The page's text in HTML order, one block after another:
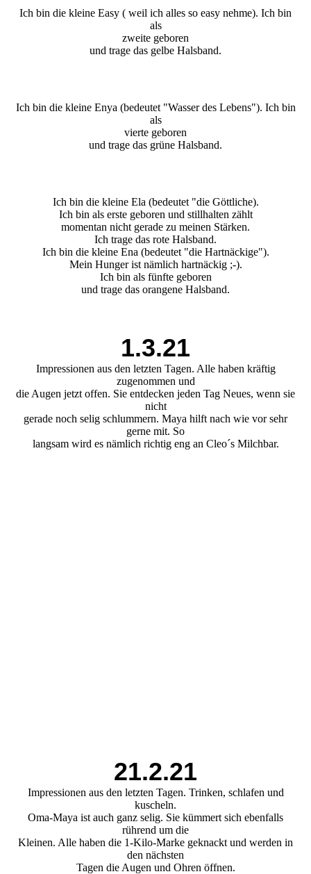
Ich bin die kleine Easy ( weil ich alles so easy nehme). Ich bin
als
zweite geboren
und trage das gelbe Halsband.
Ich bin die kleine Enya (bedeutet "Wasser des Lebens"). Ich bin
als
vierte geboren
und trage das grüne Halsband.
Ich bin die kleine Ela (bedeutet "die Göttliche).
Ich bin als erste geboren und stillhalten zählt
momentan nicht gerade zu meinen Stärken.
Ich trage das rote Halsband.
Ich bin die kleine Ena (bedeutet "die Hartnäckige").
Mein Hunger ist nämlich hartnäckig ;-).
Ich bin als fünfte geboren
und trage das orangene Halsband.
1.3.21
Impressionen aus den letzten Tagen. Alle haben kräftig
zugenommen und
die Augen jetzt offen. Sie entdecken jeden Tag Neues, wenn sie
nicht
gerade noch selig schlummern. Maya hilft nach wie vor sehr
gerne mit. So
langsam wird es nämlich richtig eng an Cleo´s Milchbar.
21.2.21
Impressionen aus den letzten Tagen. Trinken, schlafen und
kuscheln.
Oma-Maya ist auch ganz selig. Sie kümmert sich ebenfalls
rührend um die
Kleinen. Alle haben die 1-Kilo-Marke geknackt und werden in
den nächsten
Tagen die Augen und Ohren öffnen.